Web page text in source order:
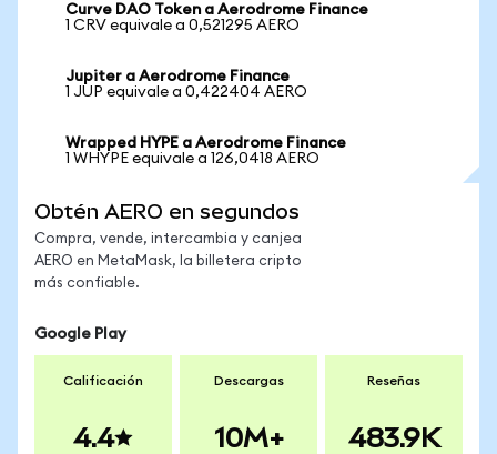
Curve DAO Token a Aerodrome Finance
1 CRV equivale a 0,521295 AERO
Jupiter a Aerodrome Finance
1 JUP equivale a 0,422404 AERO
Wrapped HYPE a Aerodrome Finance
1 WHYPE equivale a 126,0418 AERO
Obtén AERO en segundos
Compra, vende, intercambia y canjea
AERO en MetaMask, la billetera cripto
más confiable.
Google Play
Calificación
4.4
Descargas
10M+
Reseñas
483.9K